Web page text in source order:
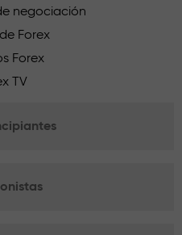
negociación
Forex
Forex
TV